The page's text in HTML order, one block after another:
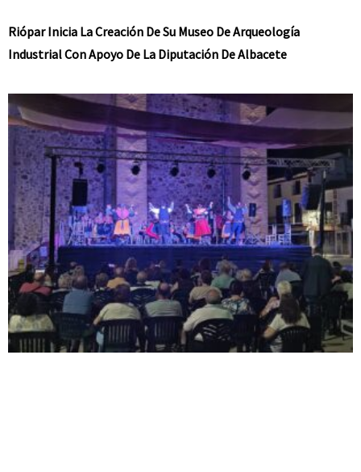
Riópar Inicia La Creación De Su Museo De Arqueología
Industrial Con Apoyo De La Diputación De Albacete